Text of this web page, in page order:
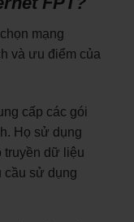
mạng
và ưu điểm của
cấp các gói
Họ sử dụng
truyền dữ liệu
cầu sử dụng